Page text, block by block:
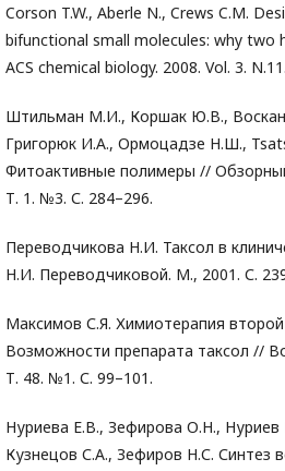
Corson T.W., Aberle N., Crews C.M.
bifunctional small molecules: why
ACS chemical biology. 2008. Vol. 3.
Штильман М.И., Коршак Ю.В.,
Григорюк И.А., Ормоцадзе Н.Ш.,
Фитоактивные полимеры //
Т. 1. №3. С. 284–296.
Переводчикова Н.И. Таксол в
Н.И. Переводчиковой. М., 2001. С.
Максимов С.Я. Химиотерапия второй
Возможности препарата таксол //
Т. 48. №1. С. 99–101.
Нуриева Е.В., Зефирова О.Н.,
Кузнецов С.А., Зефиров Н.С. Синтез